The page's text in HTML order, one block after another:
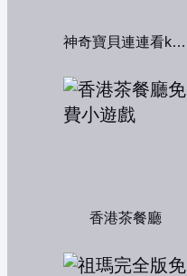
神奇寶貝連連看kawai版2004
香港茶餐廳